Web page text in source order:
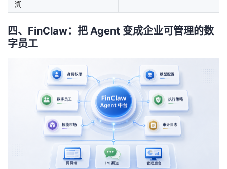
溯
四、FinClaw：把 Agent 变成企业可管理的数
字员工